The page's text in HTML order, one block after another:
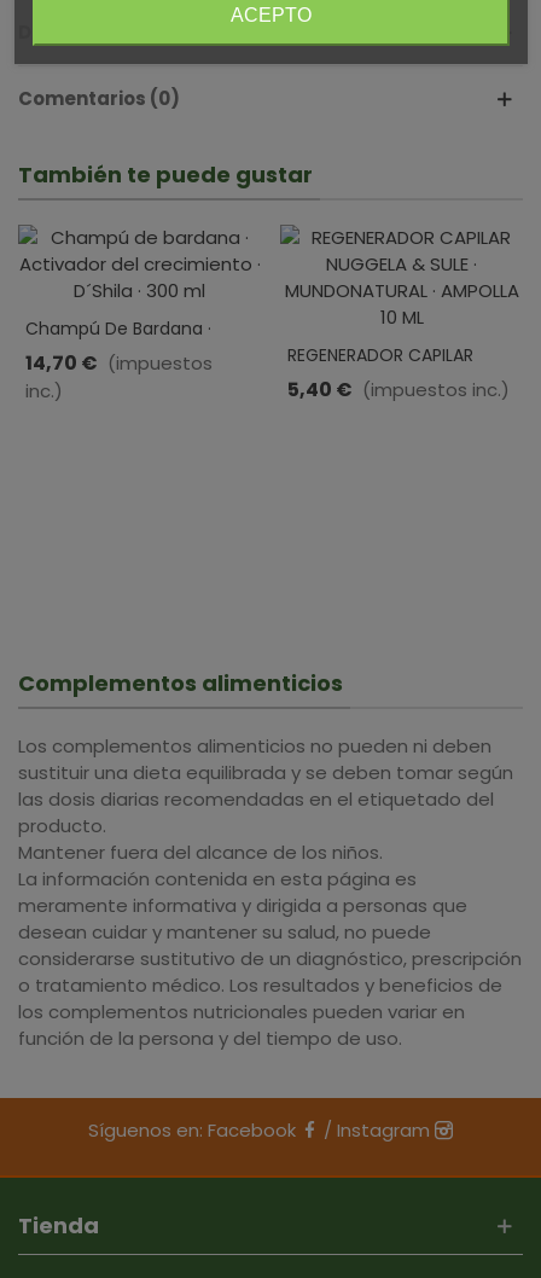
Comentarios (0)
También te puede gustar
Champú De Bardana ·
Activador Del Crecimiento
· D´Shila · 300 Ml
14,70 € (impuestos
inc.)
REGENERADOR CAPILAR
NUGGELA & SULE ·
MUNDONATURAL · AMPOLLA
5,40 € (impuestos inc.)
Complementos alimenticios
Los complementos alimenticios no pueden ni deben
sustituir una dieta equilibrada y se deben tomar según
las dosis diarias recomendadas en el etiquetado del
producto.
Mantener fuera del alcance de los niños.
La información contenida en esta página es
meramente informativa y dirigida a personas que
desean cuidar y mantener su salud, no puede
considerarse sustitutivo de un diagnóstico, prescripción
o tratamiento médico. Los resultados y beneficios de
los complementos nutricionales pueden variar en
función de la persona y del tiempo de uso.
Síguenos en: Facebook / Instagram
ACEPTO
Tienda